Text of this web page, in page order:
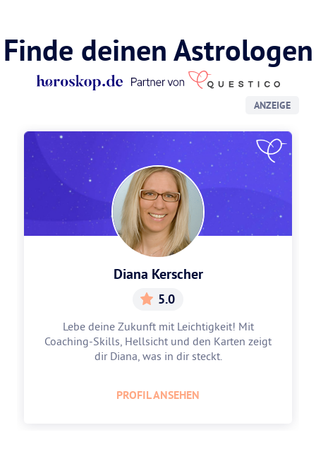
Finde deinen Astrologen
ANZEIGE
Diana Kerscher
5.0
Lebe deine Zukunft mit Leichtigkeit! Mit
Coaching-Skills, Hellsicht und den Karten zeigt
dir Diana, was in dir steckt.
PROFIL ANSEHEN